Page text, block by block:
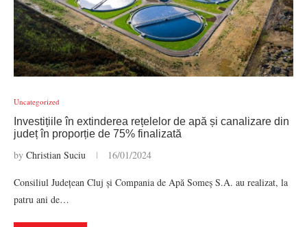
Uncategorized
Investițiile în extinderea rețelelor de apă și canalizare din
județ în proporție de 75% finalizată
by Christian Suciu 16/01/2024
Consiliul Județean Cluj și Compania de Apă Someș S.A. au realizat, la
patru ani de…